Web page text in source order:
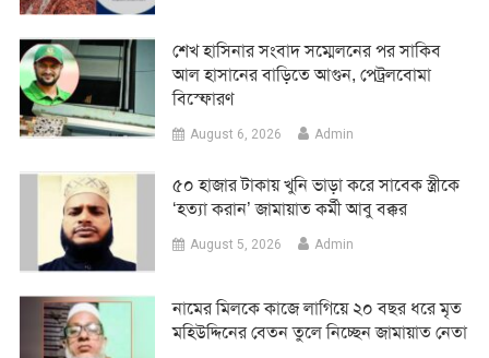
শেখ হাসিনার সংবাদ সম্মেলনের পর সাকিব
আল হাসানের বাড়িতে আগুন, পেট্রলবোমা
বিস্ফোরণ
August 6, 2026 Admin
৫০ হাজার টাকায় খুনি ভাড়া করে সাবেক স্ত্রীকে
‘হত্যা করান’ জামায়াত কর্মী আবু বক্কর
August 5, 2026 Admin
নামের মিলকে কাজে লাগিয়ে ২০ বছর ধরে মৃত
মহিউদ্দিনের বেতন তুলে নিচ্ছেন জামায়াত নেতা